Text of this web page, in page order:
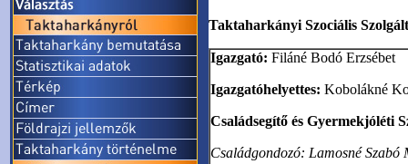
Taktaharkányi Szociális
Igazgató: Filáné Bodó Erzsébet
Igazgatóhelyettes: Kobolákné
Családsegítő és Gyermekjóléti
Családgondozó: Lamosné Szabó